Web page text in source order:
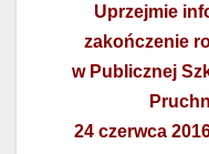
Uprzejmie
zakończenie
w Publicznej
24 czerwca